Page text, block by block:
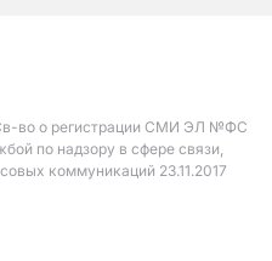
во о регистрации СМИ ЭЛ №ФС
по надзору в сфере связи,
коммуникаций 23.11.2017